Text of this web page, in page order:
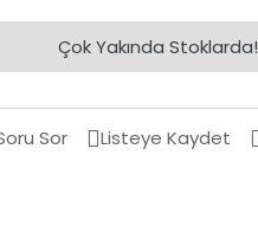
Çok Yakında Stoklarda!
Sor Listeye Kaydet